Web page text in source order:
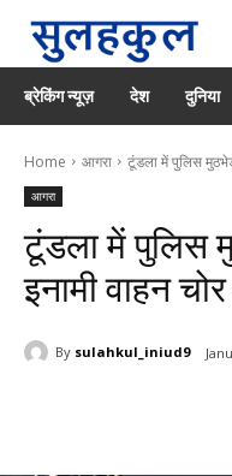
ब्रेकिंग न्यूज़ देश दुनिया
Home आगरा टूंडला में पुलिस
आगरा
टूंडला में पुलिस
इनामी वाहन
By sulahkul_iniud9